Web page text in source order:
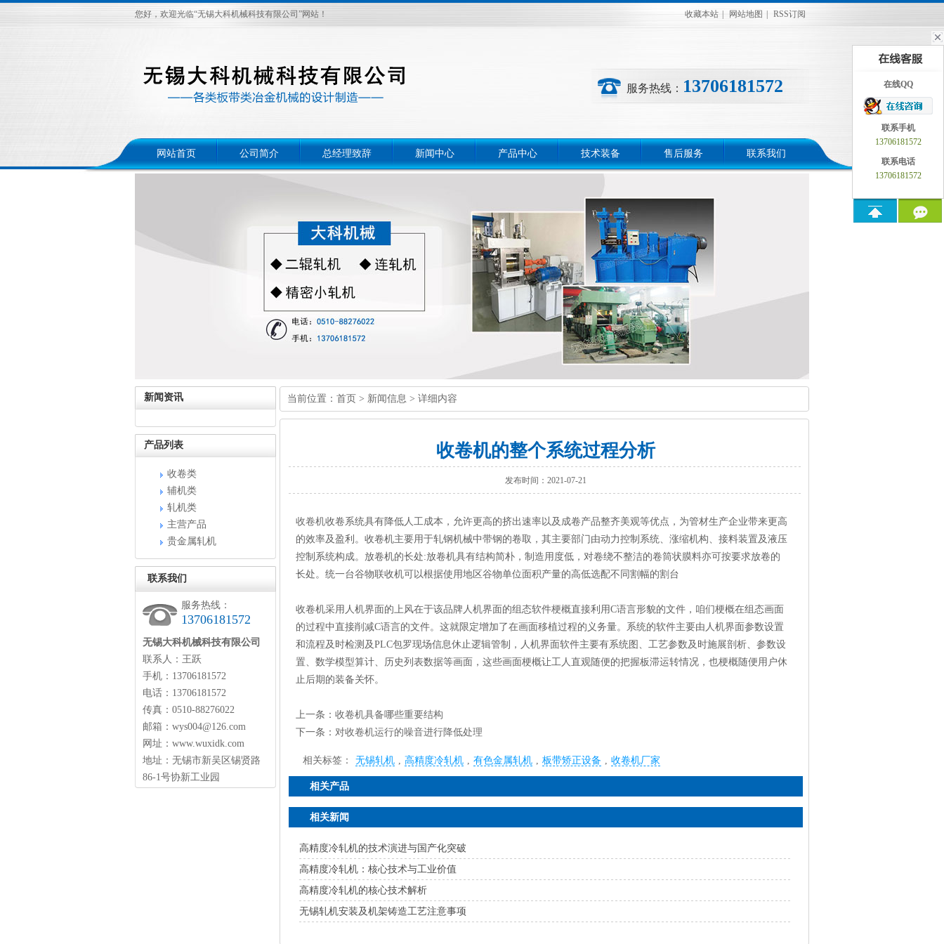
收藏本站 网站地图 RSS订阅
您好，欢迎光临“无锡大科机械科技有限公司”网站！
服务热线： 13706181572
网站首页 公司简介 总经理致辞 新闻中心 产品中心 技术装备 售后服务 联系我们
新闻资讯
产品列表
收卷类
辅机类
轧机类
主营产品
贵金属轧机
联系我们
服务热线：
13706181572
无锡大科机械科技有限公司
联系人：王跃
手机：13706181572
电话：13706181572
传真：0510-88276022
邮箱：wys004@126.com
网址：www.wuxidk.com
地址：无锡市新吴区锡贤路
86-1号协新工业园
当前位置： 首页 > 新闻信息 > 详细内容
收卷机的整个系统过程分析
发布时间：2021-07-21
收卷机收卷系统具有降低人工成本，允许更高的挤出速率以及成卷产品整齐美观等优点，为管材生产企业带来更高
的效率及盈利。收卷机主要用于轧钢机械中带钢的卷取，其主要部门由动力控制系统、涨缩机构、接料装置及液压
控制系统构成。放卷机的长处:放卷机具有结构简朴，制造用度低，对卷绕不整洁的卷筒状膜料亦可按要求放卷的
长处。统一台谷物联收机可以根据使用地区谷物单位面积产量的高低选配不同割幅的割台
收卷机采用人机界面的上风在于该品牌人机界面的组态软件梗概直接利用C语言形貌的文件，咱们梗概在组态画面
的过程中直接削减C语言的文件。这就限定增加了在画面移植过程的义务量。系统的软件主要由人机界面参数设置
和流程及时检测及PLC包罗现场信息休止逻辑管制，人机界面软件主要有系统图、工艺参数及时施展剖析、参数设
置、数学模型算计、历史列表数据等画面，这些画面梗概让工人直观随便的把握板滞运转情况，也梗概随便用户休
止后期的装备关怀。
上一条： 收卷机具备哪些重要结构
下一条： 对收卷机运行的噪音进行降低处理
相关标签： 无锡轧机 , 高精度冷轧机 , 有色金属轧机 , 板带矫正设备 , 收卷机厂家
相关产品
相关新闻
高精度冷轧机的技术演进与国产化突破
高精度冷轧机：核心技术与工业价值
高精度冷轧机的核心技术解析
无锡轧机安装及机架铸造工艺注意事项
在线QQ
联系手机
13706181572
联系电话
13706181572